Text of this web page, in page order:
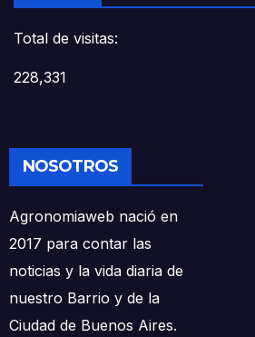
Total de visitas:
228,331
NOSOTROS
Agronomiaweb nació en
2017 para contar las
noticias y la vida diaria de
nuestro Barrio y de la
Ciudad de Buenos Aires.